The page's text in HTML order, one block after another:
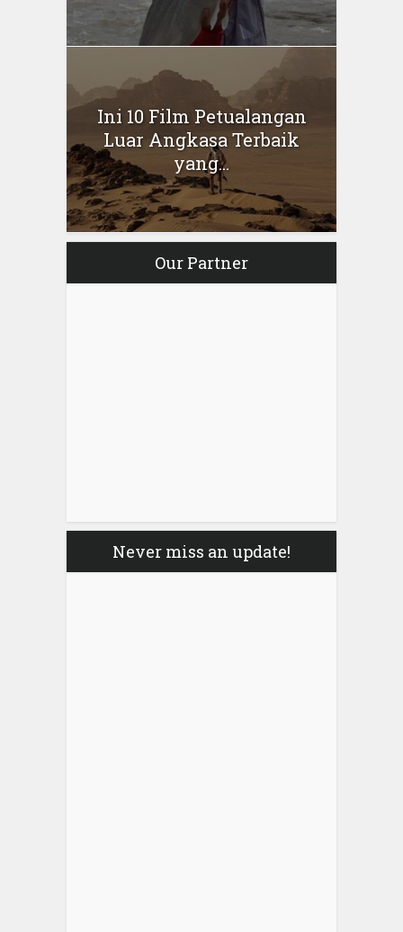
Ini 10 Film Petualangan
Luar Angkasa Terbaik
yang...
Our Partner
Never miss an update!